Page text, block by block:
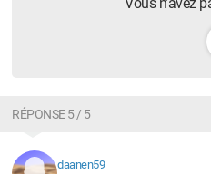
RÉPONSE 5 / 5
daanen59